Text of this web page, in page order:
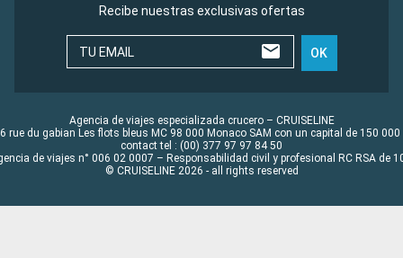
Recibe nuestras exclusivas ofertas
TU EMAIL OK
Agencia de viajes especializada crucero – CRUISELINE
rue du gabian Les flots bleus MC 98 000 Monaco SAM con un capital de 150 000
contact tel : (00) 377 97 97 84 50
de viajes n° 006 02 0007 – Responsabilidad civil y profesional RC RSA de
© CRUISELINE 2026 - all rights reserved